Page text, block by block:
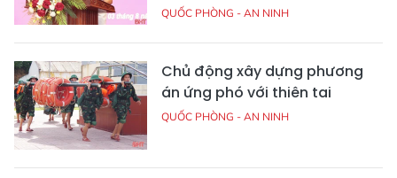
QUỐC PHÒNG - AN NINH
Chủ động xây dựng phương
án ứng phó với thiên tai
QUỐC PHÒNG - AN NINH